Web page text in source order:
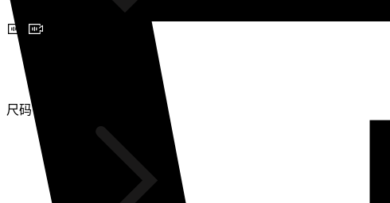
尺码